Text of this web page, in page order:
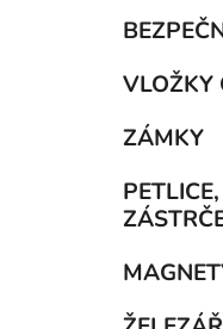
VLOŽKY
ZÁMKY